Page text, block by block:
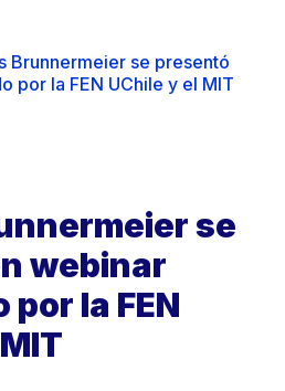
Brunnermeier se presentó
por la FEN UChile y el MIT
se
webinar
la FEN